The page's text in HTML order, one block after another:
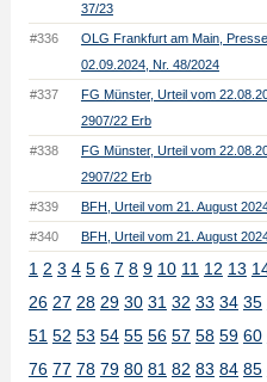
37/23
#336
OLG Frankfurt am Main,
02.09.2024, Nr. 48/2024
#337
FG Münster, Urteil vom
2907/22 Erb
#338
FG Münster, Urteil vom
2907/22 Erb
#339 BFH, Urteil vom 21. August
#340 BFH, Urteil vom 21. August
1 2 3 4 5 6 7 8 9 10 11 12 13
26 27 28 29 30 31 32 33 34 35
51 52 53 54 55 56 57 58 59 60
76 77 78 79 80 81 82 83 84 85